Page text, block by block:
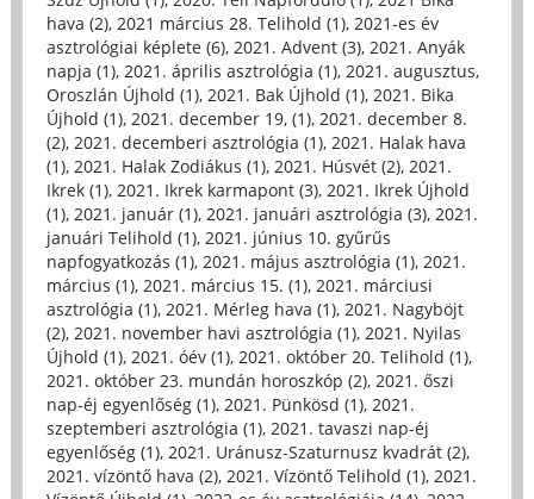
hava (2), 2021 március 28. Telihold (1), 2021-es év
asztrológiai képlete (6), 2021. Advent (3), 2021. Anyák
napja (1), 2021. április asztrológia (1), 2021. augusztus,
Oroszlán Újhold (1), 2021. Bak Újhold (1), 2021. Bika
Újhold (1), 2021. december 19, (1), 2021. december 8.
(2), 2021. decemberi asztrológia (1), 2021. Halak hava
(1), 2021. Halak Zodiákus (1), 2021. Húsvét (2), 2021.
Ikrek (1), 2021. Ikrek karmapont (3), 2021. Ikrek Újhold
(1), 2021. január (1), 2021. januári asztrológia (3), 2021.
januári Telihold (1), 2021. június 10. gyűrűs
napfogyatkozás (1), 2021. május asztrológia (1), 2021.
március (1), 2021. március 15. (1), 2021. márciusi
asztrológia (1), 2021. Mérleg hava (1), 2021. Nagyböjt
(2), 2021. november havi asztrológia (1), 2021. Nyilas
Újhold (1), 2021. óév (1), 2021. október 20. Telihold (1),
2021. október 23. mundán horoszkóp (2), 2021. őszi
nap-éj egyenlőség (1), 2021. Pünkösd (1), 2021.
szeptemberi asztrológia (1), 2021. tavaszi nap-éj
egyenlőség (1), 2021. Uránusz-Szaturnusz kvadrát (2),
2021. vízöntő hava (2), 2021. Vízöntő Telihold (1), 2021.